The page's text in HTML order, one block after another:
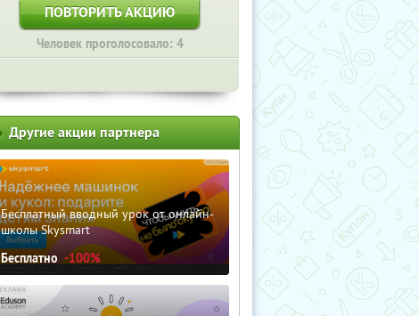
ПОВТОРИТЬ АКЦИЮ
Человек проголосовало: 4
Другие акции партнера
Бесплатный вводный урок от онлайн-
школы Skysmart
Бесплатно -100%